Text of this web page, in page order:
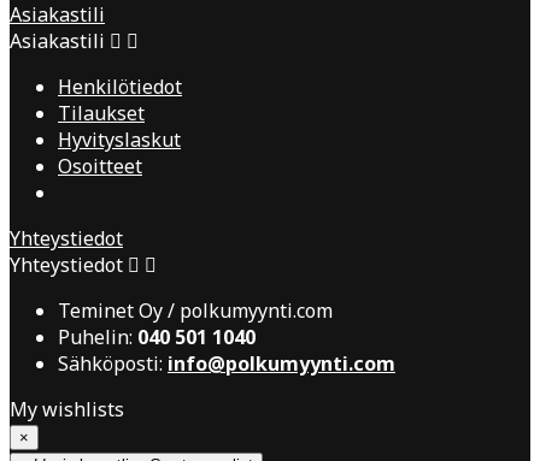
Asiakastili
Asiakastili  
Henkilötiedot
Tilaukset
Hyvityslaskut
Osoitteet
Yhteystiedot
Yhteystiedot  
Teminet Oy / polkumyynti.com
Puhelin: 040 501 1040
Sähköposti: info@polkumyynti.com
My wishlists
×